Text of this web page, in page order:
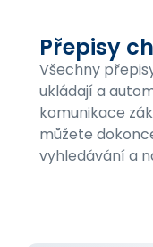
Přepisy
Všechny
ukládají a
komunikace
můžete
vyhledávání a